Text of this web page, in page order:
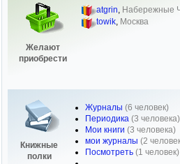
Желают
приобрести
atgrin, Набережные
towik, Москва
Книжные
полки
Журналы (6 человек)
Периодика (3 человека)
Мои книги (3 человека)
мои журналы (2
Посмотреть (1 человек)